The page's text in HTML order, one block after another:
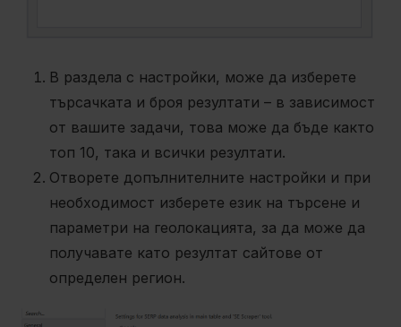
В раздела с настройки, може да изберете
търсачката и броя резултати – в зависимост
от вашите задачи, това може да бъде както
топ 10, така и всички резултати.
Отворете допълнителните настройки и при
необходимост изберете език на търсене и
параметри на геолокацията, за да може да
получавате като резултат сайтове от
определен регион.